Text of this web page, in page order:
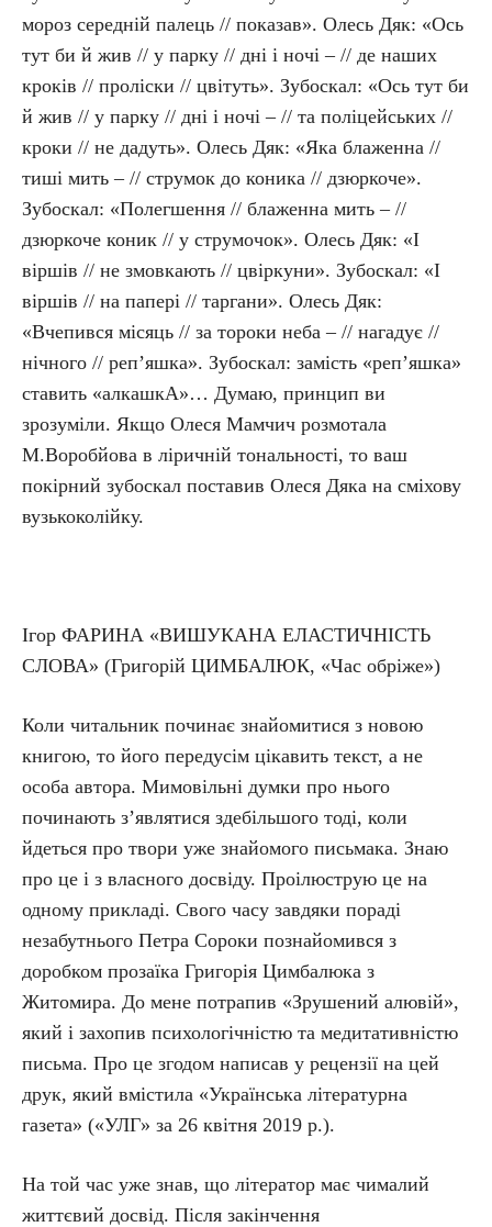
мороз середній палець // показав». Олесь Дяк: «Ось
тут би й жив // у парку // дні і ночі – // де наших
кроків // проліски // цвітуть». Зубоскал: «Ось тут би
й жив // у парку // дні і ночі – // та поліцейських //
кроки // не дадуть». Олесь Дяк: «Яка блаженна //
тиші мить – // струмок до коника // дзюркоче».
Зубоскал: «Полегшення // блаженна мить – //
дзюркоче коник // у струмочок». Олесь Дяк: «І
віршів // не змовкають // цвіркуни». Зубоскал: «І
віршів // на папері // таргани». Олесь Дяк:
«Вчепився місяць // за тороки неба – // нагадує //
нічного // реп’яшка». Зубоскал: замість «реп’яшка»
ставить «алкашкА»… Думаю, принцип ви
зрозуміли. Якщо Олеся Мамчич розмотала
М.Воробйова в ліричній тональності, то ваш
покірний зубоскал поставив Олеся Дяка на сміхову
вузькоколійку.
Ігор ФАРИНА «ВИШУКАНА ЕЛАСТИЧНІСТЬ
СЛОВА» (Григорій ЦИМБАЛЮК, «Час обріже»)
Коли читальник починає знайомитися з новою
книгою, то його передусім цікавить текст, а не
особа автора. Мимовільні думки про нього
починають з’являтися здебільшого тоді, коли
йдеться про твори уже знайомого письмака. Знаю
про це і з власного досвіду. Проілюструю це на
одному прикладі. Свого часу завдяки пораді
незабутнього Петра Сороки познайомився з
доробком прозаїка Григорія Цимбалюка з
Житомира. До мене потрапив «Зрушений алювій»,
який і захопив психологічністю та медитативністю
письма. Про це згодом написав у рецензії на цей
друк, який вмістила «Українська літературна
газета» («УЛГ» за 26 квітня 2019 р.).
На той час уже знав, що літератор має чималий
життєвий досвід. Після закінчення